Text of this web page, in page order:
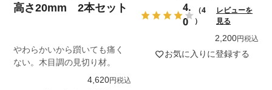
やわらかいから躓いても痛く
ない。木目調の見切り材。
高さ20mm 2本セット
4,620 税込
4.
0
（4
）
レビューを
見る
2,200 税込
お気に入りに登録する